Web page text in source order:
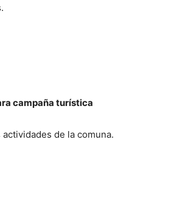
campaña turística
de la comuna.